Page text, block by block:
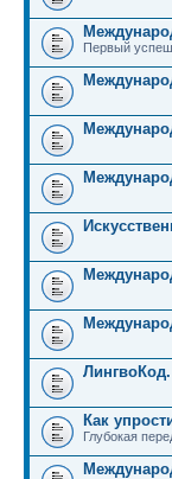
Первый
Как
Глубокая